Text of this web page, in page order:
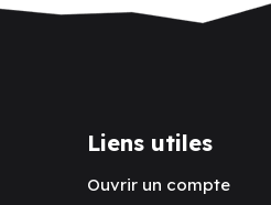
Liens utiles
Ouvrir un compte